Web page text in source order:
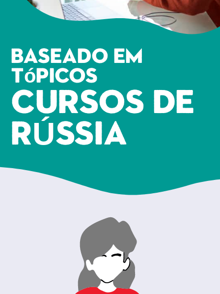
Baseado em
tópicos
CURSOS DE
RÚSSIA